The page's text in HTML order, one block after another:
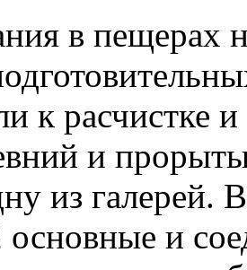
в пещерах
к расчистке
и
из галерей.
основные и